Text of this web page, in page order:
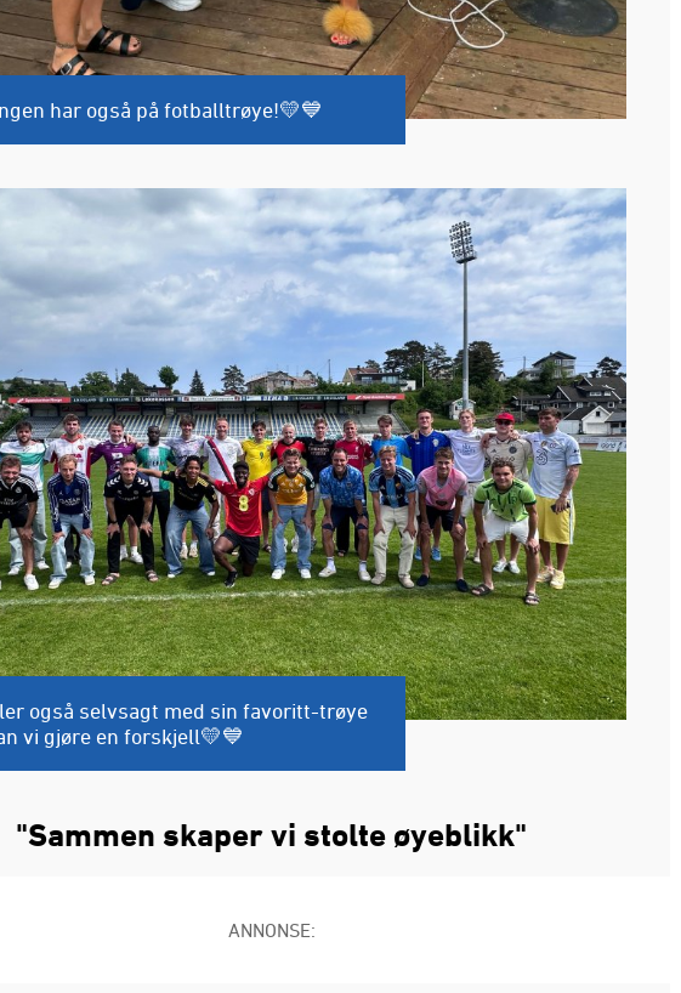
har også på fotballtrøye!💛💙
også selvsagt med sin favoritt-trøye
vi gjøre en forskjell💛💙
"Sammen skaper vi stolte øyeblikk"
ANNONSE: